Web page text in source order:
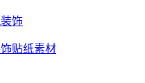
贴纸素材